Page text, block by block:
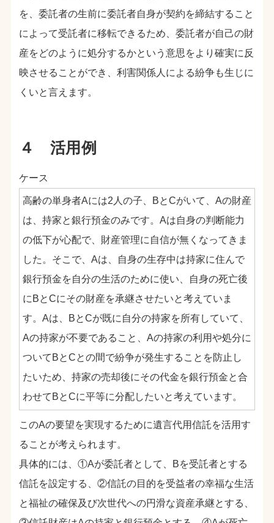
を、委託者の生前に委託者自身が契約を締結すること
によって受託者に移転できるため、委託者が自己の財
産をどのように処分するかという意思をより確実に反
映させることができ、利害関係人による紛争も生じに
くいと言えます。
４ 活用例
ケース
高齢の単身者Aには2人の子、BとCがいて、Aの財産
は、持家と銀行預金のみです。Aは自身の判断能力
の低下が心配で、財産管理に自信が無くなってきま
した。そこで、Aは、自身の生存中は持家に住んで
銀行預金を自分の生活のために使い、自身の死亡後
にBとCにその財産を承継させたいと考えていま
す。Aは、BとCが既に自分の持家を所有していて、
Aの持家が不要であること、Aの持家の利用や処分に
ついてBとCとの間で紛争が発生することを防止し
たいため、持家の売却後にその代金を銀行預金と合
わせてBとCに平等に分配したいと考えています。
このAの要望を実現するために遺言代用信託を活用す
ることが考えられます。
具体的には、①Aが委託者として、Bを受託者とする
信託を設定する、②信託の目的を受益者の幸福な生活
と福祉の確保及び次世代への円滑な資産承継とする、